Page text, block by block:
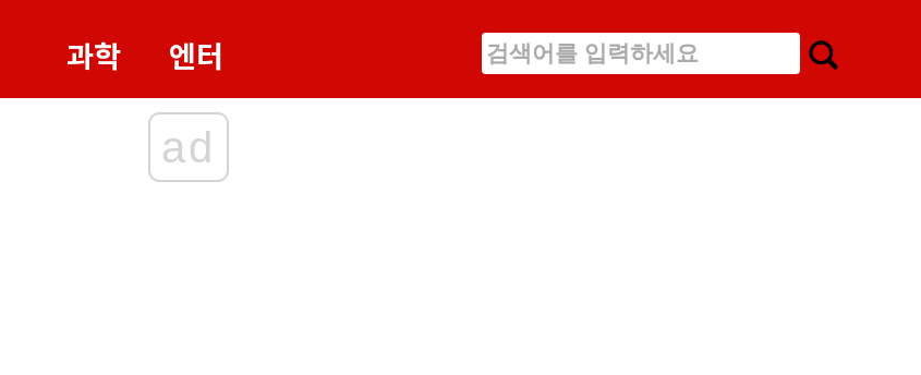
과학 엔터
ad